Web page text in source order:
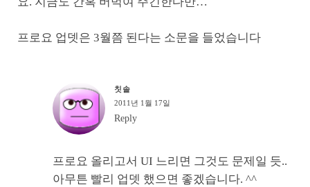
프로요 업뎃은 3월쯤 된다는 소문을 들었습니다
칫솔
2011년 1월 17일
Reply
프로요 올리고서 UI 느리면 그것도 문제일 듯..
아무튼 빨리 업뎃 했으면 좋겠습니다. ^^